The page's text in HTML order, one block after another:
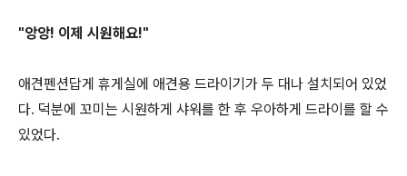
"앙앙! 이제 시원해요!"
애견펜션답게 휴게실에 애견용 드라이기가 두 대나 설치되어 있었
다. 덕분에 꼬미는 시원하게 샤워를 한 후 우아하게 드라이를 할 수
있었다.